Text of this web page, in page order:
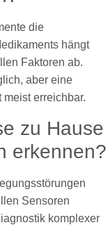
die
hängt
Faktoren ab.
aber eine
erreichbar.
zu Hause
erkennen?
Sensoren
komplexer